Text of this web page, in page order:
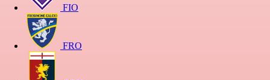
FIO
FRO